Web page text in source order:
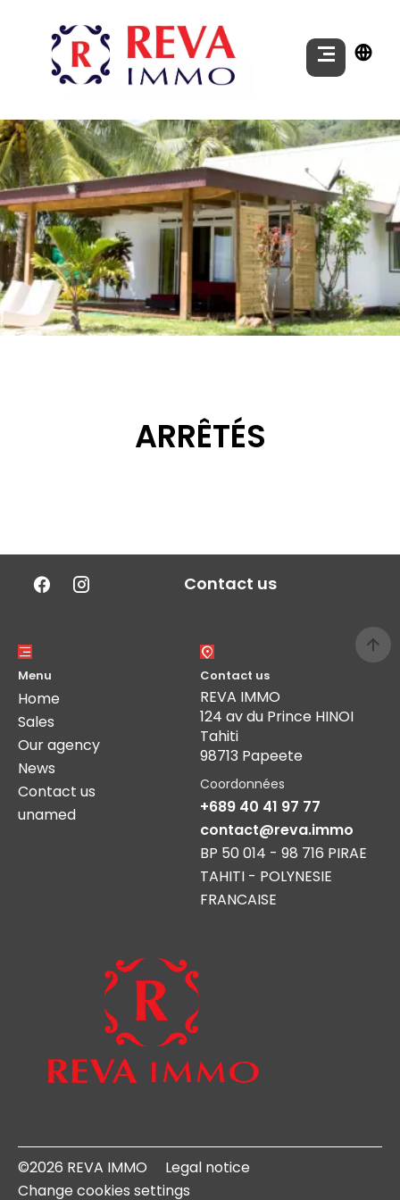
ARRÊTÉS
Contact us
Menu
Home
Sales
Our agency
News
Contact us
unamed
Contact us
REVA IMMO
124 av du Prince HINOI
Tahiti
98713 Papeete
Coordonnées
+689 40 41 97 77
contact@reva.immo
BP 50 014 - 98 716 PIRAE
TAHITI - POLYNESIE
FRANCAISE
©2026 REVA IMMO
Legal notice
Change cookies settings